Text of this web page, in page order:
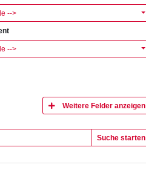
-->
-->
Weitere Felder anzeigen
Suche starten